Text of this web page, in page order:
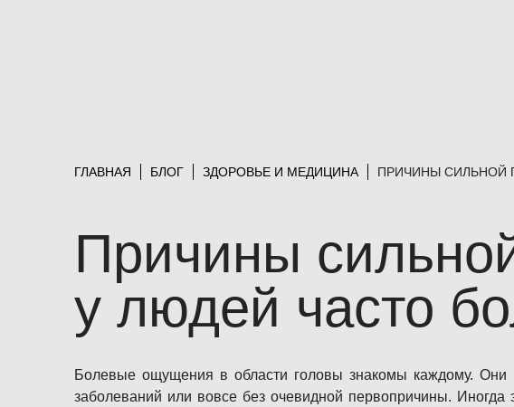
ГЛАВНАЯ БЛОГ ЗДОРОВЬЕ И МЕДИЦИНА ПРИЧИНЫ СИЛЬНОЙ
Причины
у людей часто
Болевые ощущения в области головы знакомы каждому. Они
заболеваний или вовсе без очевидной первопричины.